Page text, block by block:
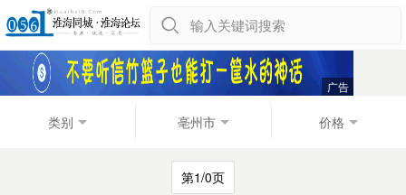
输入关键词搜索
类别 亳州市 价格
第1/0页